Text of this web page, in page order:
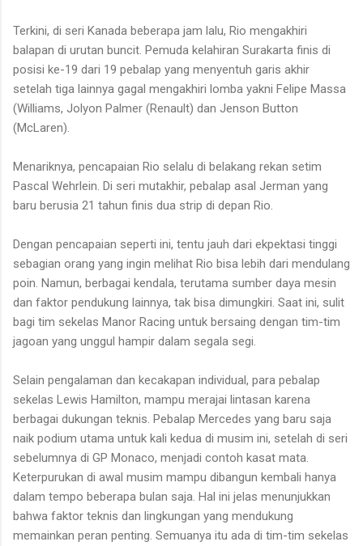
Terkini, di seri Kanada beberapa jam lalu, Rio mengakhiri
balapan di urutan buncit. Pemuda kelahiran Surakarta finis di
posisi ke-19 dari 19 pebalap yang menyentuh garis akhir
setelah tiga lainnya gagal mengakhiri lomba yakni Felipe Massa
(Williams, Jolyon Palmer (Renault) dan Jenson Button
(McLaren).
Menariknya, pencapaian Rio selalu di belakang rekan setim
Pascal Wehrlein. Di seri mutakhir, pebalap asal Jerman yang
baru berusia 21 tahun finis dua strip di depan Rio.
Dengan pencapaian seperti ini, tentu jauh dari ekpektasi tinggi
sebagian orang yang ingin melihat Rio bisa lebih dari mendulang
poin. Namun, berbagai kendala, terutama sumber daya mesin
dan faktor pendukung lainnya, tak bisa dimungkiri. Saat ini, sulit
bagi tim sekelas Manor Racing untuk bersaing dengan tim-tim
jagoan yang unggul hampir dalam segala segi.
Selain pengalaman dan kecakapan individual, para pebalap
sekelas Lewis Hamilton, mampu merajai lintasan karena
berbagai dukungan teknis. Pebalap Mercedes yang baru saja
naik podium utama untuk kali kedua di musim ini, setelah di seri
sebelumnya di GP Monaco, menjadi contoh kasat mata.
Keterpurukan di awal musim mampu dibangun kembali hanya
dalam tempo beberapa bulan saja. Hal ini jelas menunjukkan
bahwa faktor teknis dan lingkungan yang mendukung
memainkan peran penting. Semuanya itu ada di tim-tim sekelas